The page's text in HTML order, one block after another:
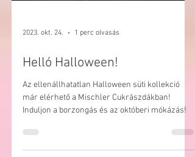
2023. okt. 24. 1 perc olvasás
Helló Halloween!
Az ellenállhatatlan Halloween süti kollekció
már elérhető a Mischler Cukrászdákban!